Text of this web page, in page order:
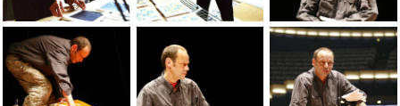
Jean-Pierre Sergent at work in the LIC Studio, NY, photos by
Jean-Pierre Sergent at work in the LIC
Jean-Pierre